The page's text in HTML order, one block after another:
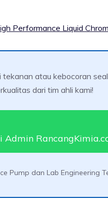
Performance Liquid
atau kebocoran
dari tim ahli kami!
Admin
Pump dan Lab Engineering